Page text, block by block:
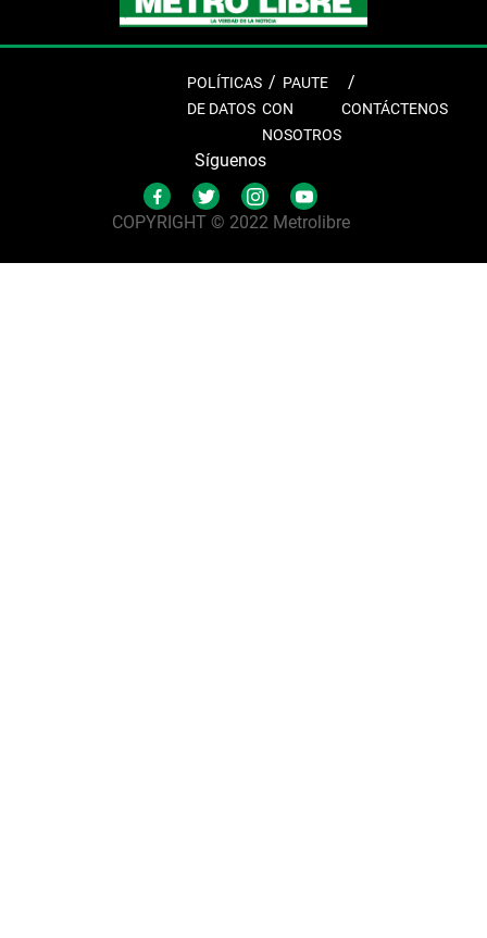
POLÍTICAS
DE DATOS
PAUTE
CON
NOSOTROS
CONTÁCTENOS
Síguenos
COPYRIGHT © 2022 Metrolibre